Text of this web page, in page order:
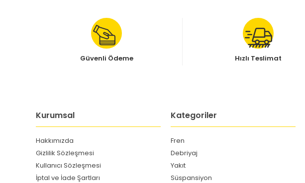
Güvenli Ödeme Hızlı Teslimat
Kurumsal
Hakkımızda
Gizlilik Sözleşmesi
Kullanıcı Sözleşmesi
İptal ve İade Şartları
Kategoriler
Fren
Debriyaj
Yakıt
Süspansiyon